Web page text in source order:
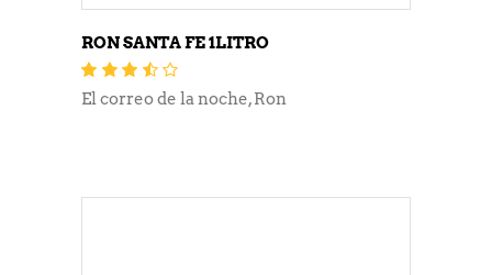
RON SANTA FE 1LITRO
de 5
El correo de la noche,Ron